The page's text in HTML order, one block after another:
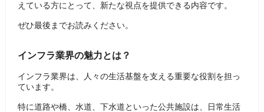
えている方にとって、新たな視点を提供できる内容です。
ぜひ最後までお読みください。
インフラ業界の魅力とは？
インフラ業界は、人々の生活基盤を支える重要な役割を担っ
ています。
特に道路や橋、水道、下水道といった公共施設は、日常生活